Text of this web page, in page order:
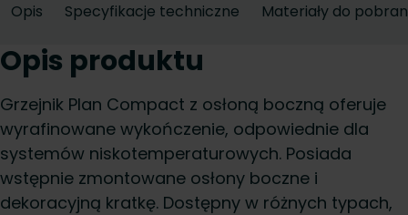
Opis Specyfikacje techniczne Materiały do
Opis produktu
Grzejnik Plan Compact z osłoną boczną oferuje
wyrafinowane wykończenie, odpowiednie dla
systemów niskotemperaturowych. Posiada
wstępnie zmontowane osłony boczne i
dekoracyjną kratkę. Dostępny w różnych typach,